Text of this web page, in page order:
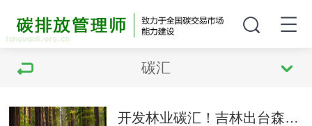
碳汇
开发林业碳汇！吉林出台森林四库专项实施方案